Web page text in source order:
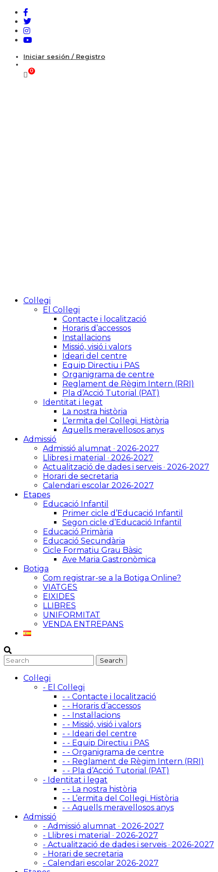
Iniciar sesión / Registro
Col·legi
El Col·legi
Contacte i localització
Horaris d’accessos
Instal·lacions
Missió, visió i valors
Ideari del centre
Equip Directiu i PAS
Organigrama de centre
Reglament de Règim Intern (RRI)
Pla d’Acció Tutorial (PAT)
Identitat i legat
La nostra història
L’ermita del Col·legi. Història
Aquells meravellosos anys
Admissió
Admissió alumnat · 2026-2027
Llibres i material · 2026-2027
Actualització de dades i serveis · 2026-2027
Horari de secretaria
Calendari escolar 2026-2027
Etapes
Educació Infantil
Primer cicle d’Educació Infantil
Segon cicle d’Educació Infantil
Educació Primària
Educació Secundària
Cicle Formatiu Grau Bàsic
Ave Maria Gastronòmica
Botiga
Com registrar-se a la Botiga Online?
VIATGES
EIXIDES
LLIBRES
UNIFORMITAT
VENDA ENTREPANS
Col·legi
- El Col·legi
- - Contacte i localització
- - Horaris d’accessos
- - Instal·lacions
- - Missió, visió i valors
- - Ideari del centre
- - Equip Directiu i PAS
- - Organigrama de centre
- - Reglament de Règim Intern (RRI)
- - Pla d’Acció Tutorial (PAT)
- Identitat i legat
- - La nostra història
- - L’ermita del Col·legi. Història
- - Aquells meravellosos anys
Admissió
- Admissió alumnat · 2026-2027
- Llibres i material · 2026-2027
- Actualització de dades i serveis · 2026-2027
- Horari de secretaria
- Calendari escolar 2026-2027